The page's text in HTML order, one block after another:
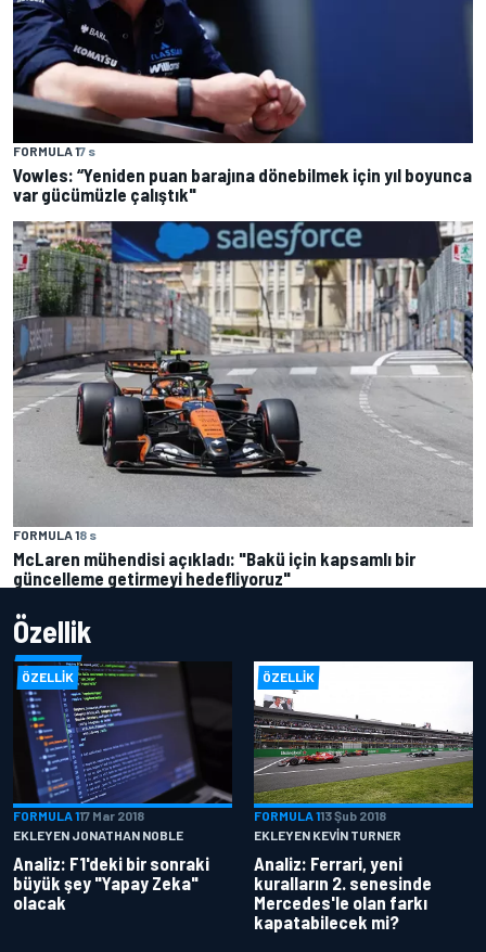
FORMULA 17 s
Vowles: “Yeniden puan barajına dönebilmek için yıl boyunca
var gücümüzle çalıştık"
FORMULA 18 s
McLaren mühendisi açıkladı: "Bakü için kapsamlı bir
güncelleme getirmeyi hedefliyoruz"
Özellik
ÖZELLIK
FORMULA 117 Mar 2018
EKLEYEN JONATHAN NOBLE
Analiz: F1'deki bir sonraki
büyük şey "Yapay Zeka"
olacak
ÖZELLIK
FORMULA 113 Şub 2018
EKLEYEN KEVIN TURNER
Analiz: Ferrari, yeni
kuralların 2. senesinde
Mercedes'le olan farkı
kapatabilecek mi?